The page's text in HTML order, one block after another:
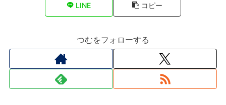
LINE コピー
つむをフォローする